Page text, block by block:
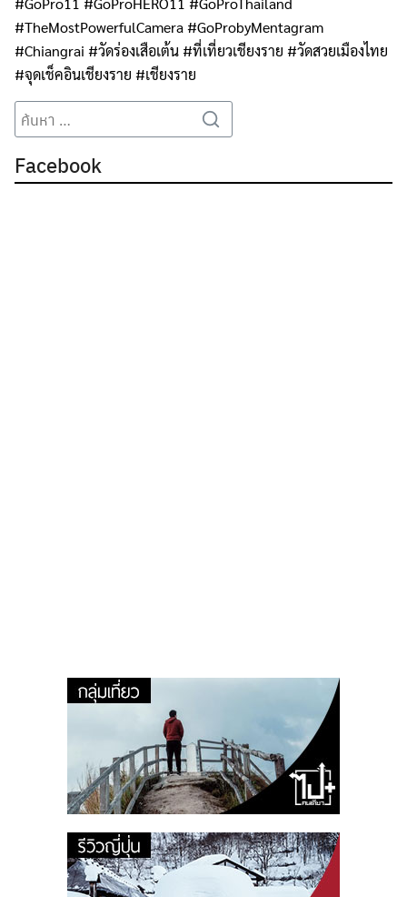
#TheMostPowerfulCamera#GoProbyMentagram
#Chiangrai #วัดร่องเสือเต้น#ที่เที่ยวเชียงราย #วัดสวยเมืองไทย
#จุดเช็คอินเชียงราย #เชียงราย
Search
for:
Search
Facebook